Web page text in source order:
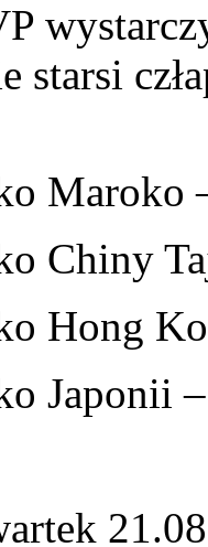
starsi
Maroko
Chiny
Hong
Japonii